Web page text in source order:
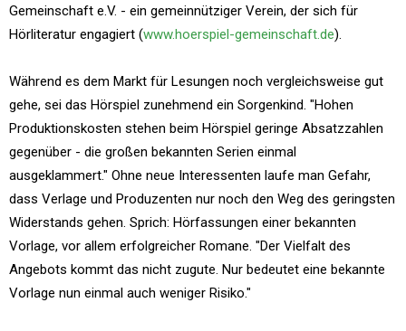
Gemeinschaft e.V. - ein gemeinnütziger Verein, der sich für
Hörliteratur engagiert (www.hoerspiel-gemeinschaft.de).
Während es dem Markt für Lesungen noch vergleichsweise gut
gehe, sei das Hörspiel zunehmend ein Sorgenkind. "Hohen
Produktionskosten stehen beim Hörspiel geringe Absatzzahlen
gegenüber - die großen bekannten Serien einmal
ausgeklammert." Ohne neue Interessenten laufe man Gefahr,
dass Verlage und Produzenten nur noch den Weg des geringsten
Widerstands gehen. Sprich: Hörfassungen einer bekannten
Vorlage, vor allem erfolgreicher Romane. "Der Vielfalt des
Angebots kommt das nicht zugute. Nur bedeutet eine bekannte
Vorlage nun einmal auch weniger Risiko."